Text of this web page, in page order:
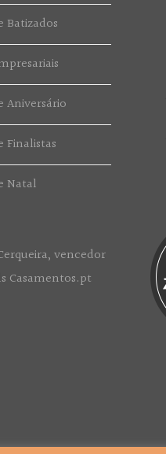
Batizados
Aniversário
Finalistas
Natal